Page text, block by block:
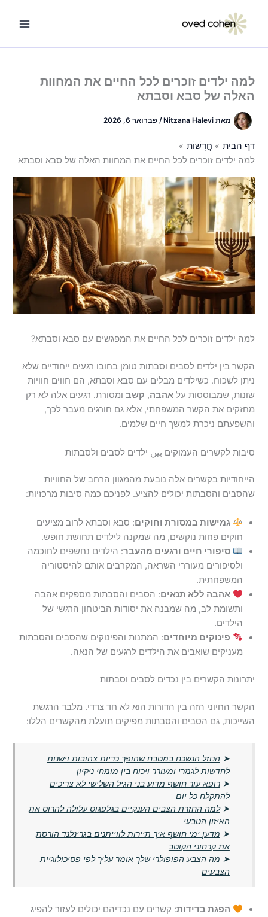
למה ילדים זוכרים לכל החיים את המחוות
האלה של סבא וסבתא
מאתNitzana Halevi
/פברואר 6, 2026
דף הבית
חֲדָשׁוֹת
למה ילדים זוכרים לכל החיים את המחוות האלה של סבא וסבתא
למה ילדים זוכרים לכל החיים את המפגשים עם סבא וסבתא?
הקשר בין ילדים לסבים וסבתות טומן בחובו רגעים ייחודיים שלא
ניתן לשכוח. כשילדים מבלים עם סבא וסבתא, הם חווים חוויות
שונות, שמבוססות עלאהבה, קשב ומסורת. רגעים אלה לא רק
מחזקים את הקשר המשפחתי, אלא גם חורגים מעבר לכך,
והשפעתם ניכרת למשך חיים שלמים.
סיבות לקשרים העמוקים بين ילדים לסבים ולסבתות
הייחודיות בקשרים אלה נובעת מהמגוון הרחב של החוויות
שהסבים והסבתות יכולים להציע. לפניכם כמה סיבות מרכזיות:
גמישות במסורת וחוקים: סבא וסבתא לרוב מציעים
חוקים פחות נוקשים, מה שמקנה לילדים תחושת חופש.
סיפורי חיים ורגעים מהעבר: הילדים נחשפים לחוכמה
ולסיפורים מעוררי השראה, המקרבים אותם להיסטוריה
המשפחתית.
אהבה ללא תנאים: הסבים והסבתות מספקים אהבה
ותשומת לב, מה שמבנה את יסודות הביטחון הרגשי של
הילדים.
פינוקים מיוחדים: המתנות והפינוקים שהסבים והסבתות
מעניקים שואבים את הילדים לרגעים של הנאה.
יתרונות הקשרים בין נכדים לסבים וסבתות
הקשר החיוני הזה בין הדורות הוא לא חד צדדי. מלבד הרגשת
השייכות, גם הסבים והסבתות מפיקים תועלת מהקשרים הללו:
➤ הנוזל הנשכח במטבח שהופך כריות צהובות וישנות
לחדשות לגמרי ומעורר ויכוח בין מומחי ניקיון
➤רופא עור חושף מדוע בני הגיל השלישי לא צריכים
להתקלח כל יום
➤למה החזרת הצבים הענקיים בגלפגוס עלולה להרוס את
האיזון הטבעי
➤ מדען ימי חושף איך תיירות לווייתנים בגרינלנד הורסת
את קרחוני הקוטב
➤ מה הצבע הפופולרי שלך אומר עליך לפי פסיכולוגיית
הצבעים
הפגת בדידות: קשרים עם נכדיהם יכולים לעזור להפיג